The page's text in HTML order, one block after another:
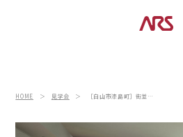
展示場
HOME ＞ 見学会 ＞ ［白山市漆島町］街並みに溶け込む共有型二世帯住宅